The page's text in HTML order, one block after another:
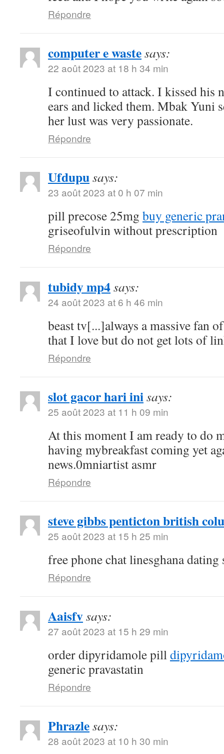
Répondre
computer e wastesays:
22 août 2023 at 18 h 34 min
I continued to attack. I kissed his
ears and licked them. Mbak Yuni
her lust was very passionate.
Répondre
Ufdupusays:
23 août 2023 at 0 h 07 min
pill precose 25mg buy generic
griseofulvin without prescription
Répondre
tubidy mp4says:
24 août 2023 at 6 h 46 min
beast tv[...]always a massive fan
that I love but do not get lots of
Répondre
slot gacor hari inisays:
25 août 2023 at 11 h 09 min
At this moment I am ready to do
having mybreakfast coming yet
news.0mniartist asmr
Répondre
steve gibbs penticton british
25 août 2023 at 15 h 25 min
free phone chat linesghana dating
Répondre
Aaisfvsays:
27 août 2023 at 15 h 29 min
order dipyridamole pill
generic pravastatin
Répondre
Phrazlesays:
28 août 2023 at 10 h 30 min